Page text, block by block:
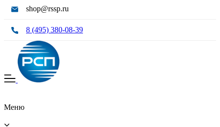
shop@rssp.ru
8 (495) 380-08-39
Меню